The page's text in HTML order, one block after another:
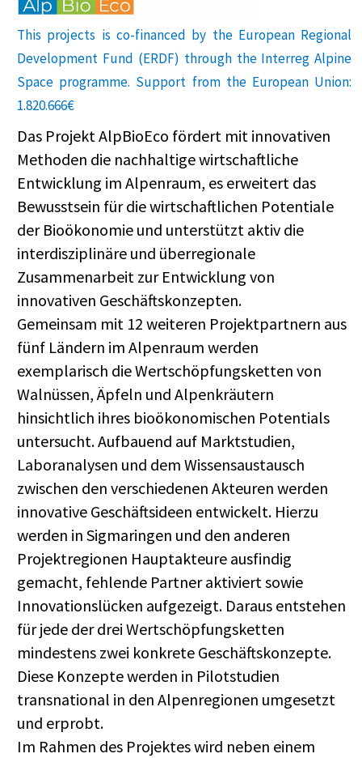
This projects is co-financed by the European Regional
Development Fund (ERDF) through the Interreg Alpine
Space programme. Support from the European Union:
1.820.666€
Das Projekt AlpBioEco fördert mit innovativen
Methoden die nachhaltige wirtschaftliche
Entwicklung im Alpenraum, es erweitert das
Bewusstsein für die wirtschaftlichen Potentiale
der Bioökonomie und unterstützt aktiv die
interdisziplinäre und überregionale
Zusammenarbeit zur Entwicklung von
innovativen Geschäftskonzepten.
Gemeinsam mit 12 weiteren Projektpartnern aus
fünf Ländern im Alpenraum werden
exemplarisch die Wertschöpfungsketten von
Walnüssen, Äpfeln und Alpenkräutern
hinsichtlich ihres bioökonomischen Potentials
untersucht. Aufbauend auf Marktstudien,
Laboranalysen und dem Wissensaustausch
zwischen den verschiedenen Akteuren werden
innovative Geschäftsideen entwickelt. Hierzu
werden in Sigmaringen und den anderen
Projektregionen Hauptakteure ausfindig
gemacht, fehlende Partner aktiviert sowie
Innovationslücken aufgezeigt. Daraus entstehen
für jede der drei Wertschöpfungsketten
mindestens zwei konkrete Geschäftskonzepte.
Diese Konzepte werden in Pilotstudien
transnational in den Alpenregionen umgesetzt
und erprobt.
Im Rahmen des Projektes wird neben einem